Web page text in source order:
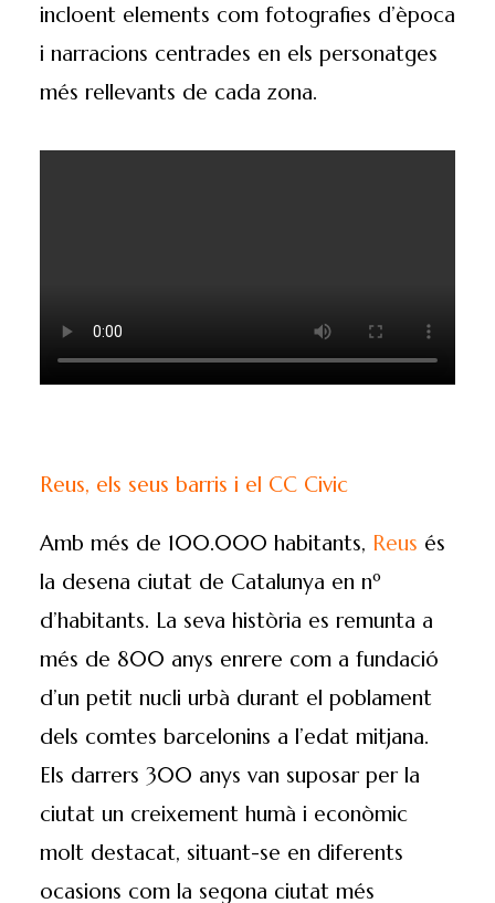
incloent elements com fotografies d’època
i narracions centrades en els personatges
més rellevants de cada zona.
Reus, els seus barris i el CC Civic
Amb més de 100.000 habitants, Reus és
la desena ciutat de Catalunya en nº
d’habitants. La seva història es remunta a
més de 800 anys enrere com a fundació
d’un petit nucli urbà durant el poblament
dels comtes barcelonins a l’edat mitjana.
Els darrers 300 anys van suposar per la
ciutat un creixement humà i econòmic
molt destacat, situant-se en diferents
ocasions com la segona ciutat més